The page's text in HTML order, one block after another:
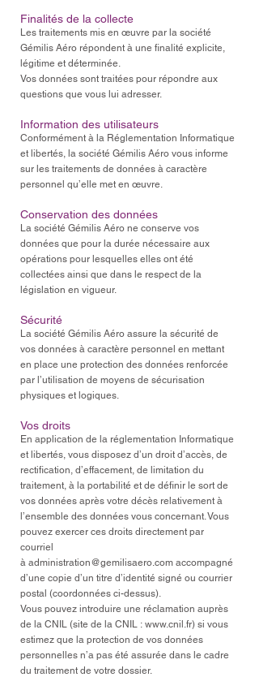
Finalités de la collecte
Les traitements mis en œuvre par la société
Gémilis Aéro répondent à une finalité explicite,
légitime et déterminée.
Vos données sont traitées pour répondre aux
questions que vous lui adresser.
Information des utilisateurs
Conformément à la Réglementation Informatique
et libertés, la société Gémilis Aéro vous informe
sur les traitements de données à caractère
personnel qu’elle met en œuvre.
Conservation des données
La société Gémilis Aéro ne conserve vos
données que pour la durée nécessaire aux
opérations pour lesquelles elles ont été
collectées ainsi que dans le respect de la
législation en vigueur.
Sécurité
La société Gémilis Aéro assure la sécurité de
vos données à caractère personnel en mettant
en place une protection des données renforcée
par l’utilisation de moyens de sécurisation
physiques et logiques.
Vos droits
En application de la réglementation Informatique
et libertés, vous disposez d’un droit d’accès, de
rectification, d’effacement, de limitation du
traitement, à la portabilité et de définir le sort de
vos données après votre décès relativement à
l’ensemble des données vous concernant. Vous
pouvez exercer ces droits directement par
courriel
à administration@gemilisaero.com accompagné
d’une copie d’un titre d’identité signé ou courrier
postal (coordonnées ci-dessus).
Vous pouvez introduire une réclamation auprès
de la CNIL (site de la CNIL : www.cnil.fr) si vous
estimez que la protection de vos données
personnelles n’a pas été assurée dans le cadre
du traitement de votre dossier.​